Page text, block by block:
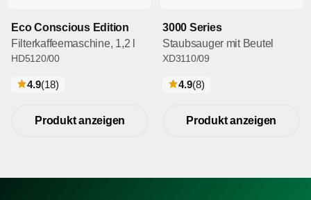
Eco Conscious Edition
Filterkaffeemaschine, 1,2 l
HD5120/00
4.9(18bewertungen
)
Produkt anzeigen
3000 Series
Staubsauger mit Beutel
XD3110/09
4.9(8bewertungen
)
Produkt anzeigen